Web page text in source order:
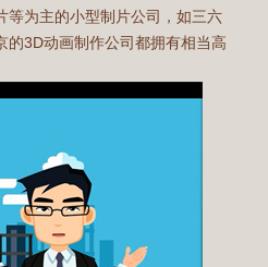
等为主的小型制片公司，如三六
的3D动画制作公司都拥有相当高